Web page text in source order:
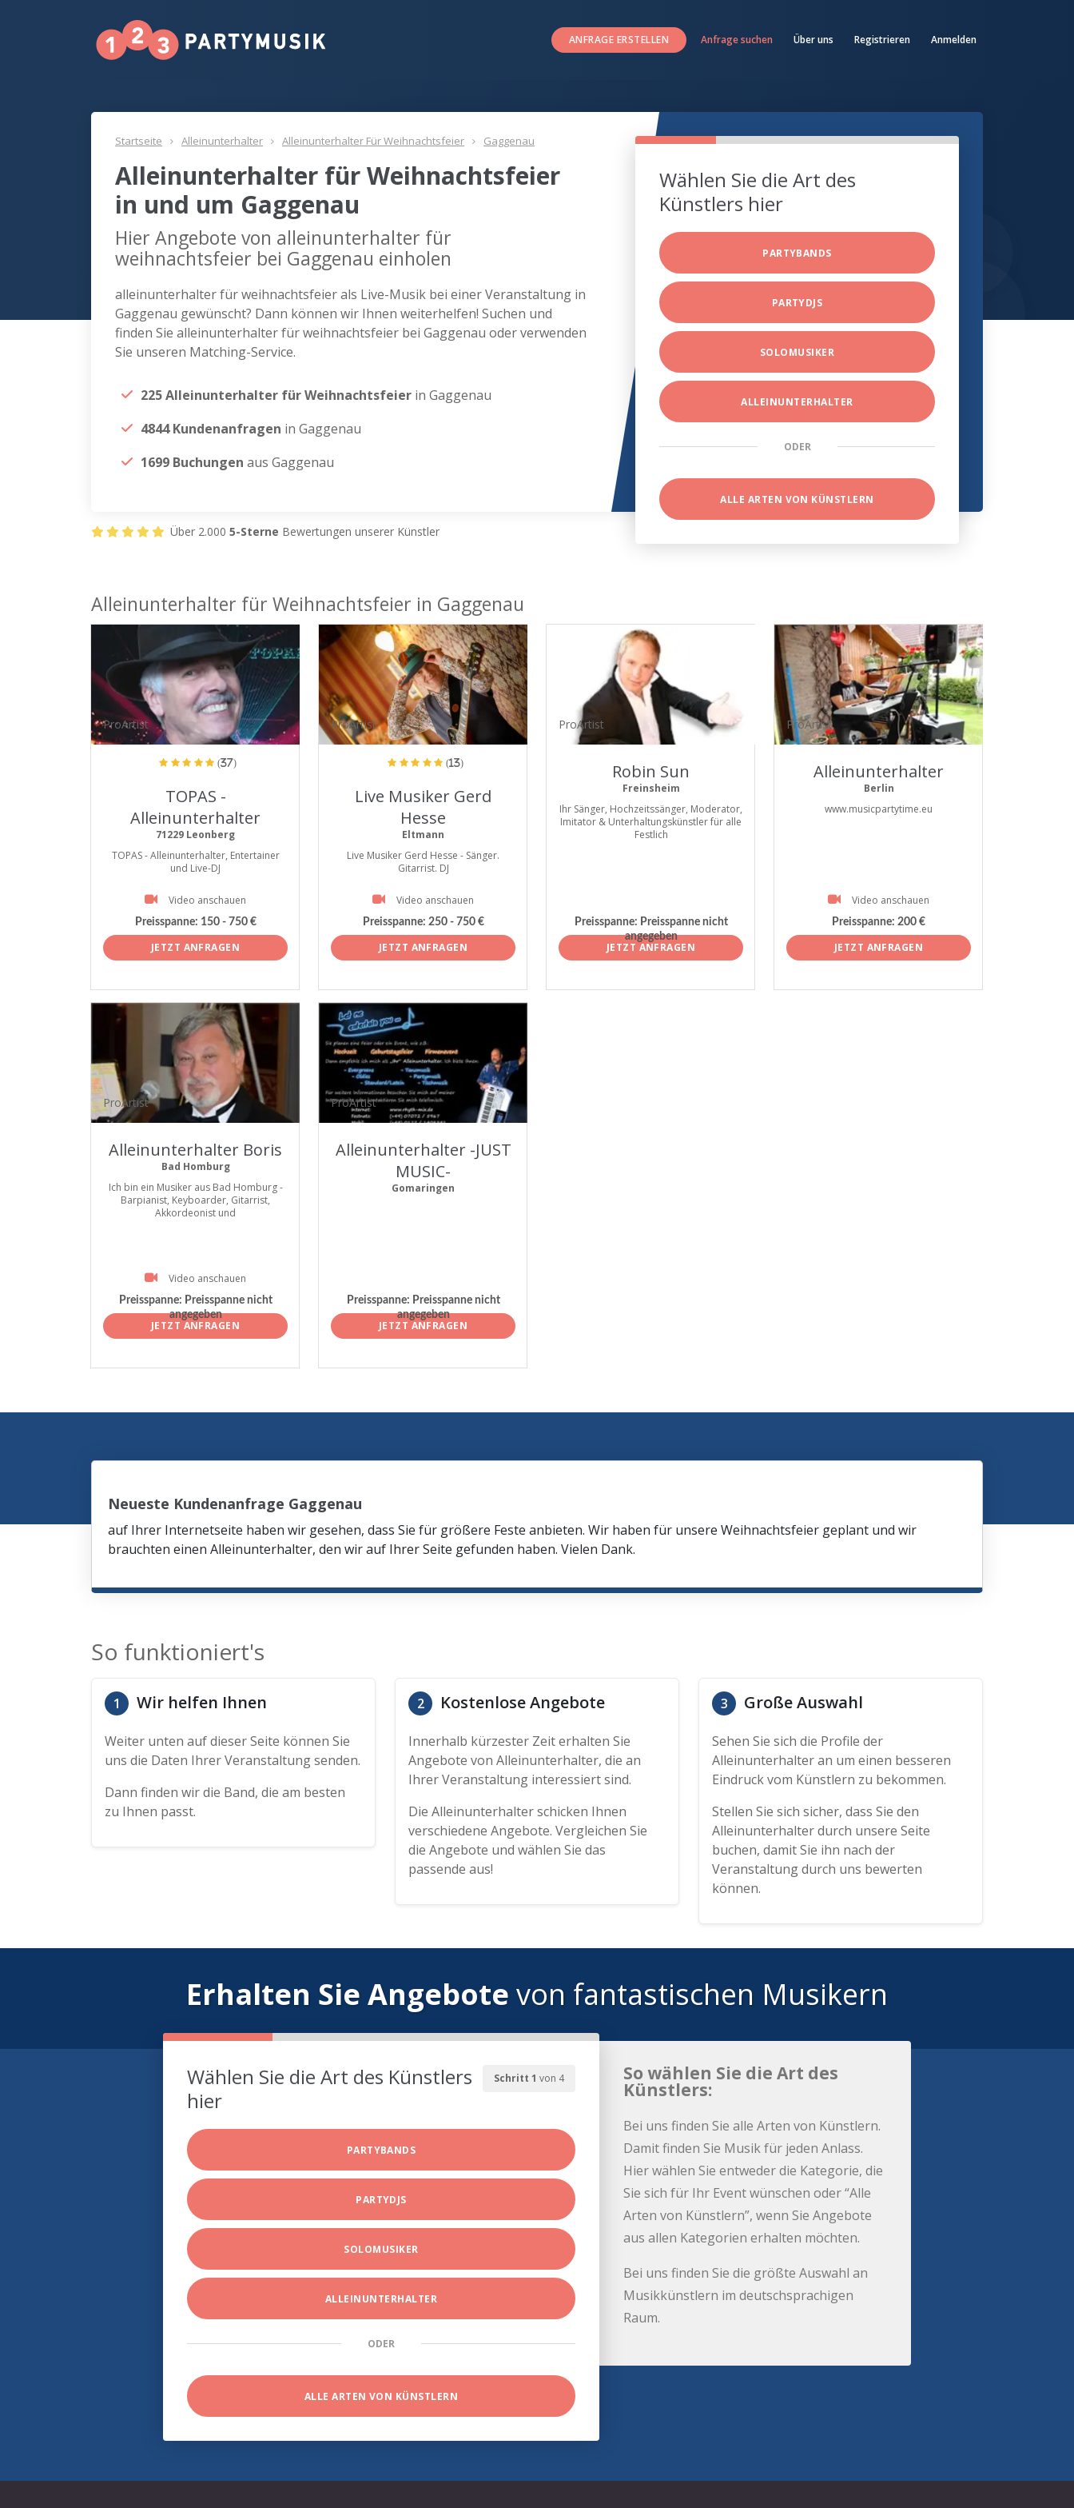
ANFRAGE ERSTELLEN Anfrage suchen Über uns Registrieren Anmelden
Startseite Alleinunterhalter Alleinunterhalter Für Weihnachtsfeier Gaggenau
Alleinunterhalter für Weihnachtsfeier
in und um Gaggenau
Hier Angebote von alleinunterhalter für
weihnachtsfeier bei Gaggenau einholen
alleinunterhalter für weihnachtsfeier als Live-Musik bei einer Veranstaltung in
Gaggenau gewünscht? Dann können wir Ihnen weiterhelfen! Suchen und
finden Sie alleinunterhalter für weihnachtsfeier bei Gaggenau oder verwenden
Sie unseren Matching-Service.
225 Alleinunterhalter für Weihnachtsfeier in Gaggenau
4844 Kundenanfragen in Gaggenau
1699 Buchungen aus Gaggenau
Wählen Sie die Art des
Künstlers hier
PARTYBANDS
PARTYDJS
SOLOMUSIKER
ALLEINUNTERHALTER
ODER
ALLE ARTEN VON KÜNSTLERN
Über 2.000 5-Sterne Bewertungen unserer Künstler
Alleinunterhalter für Weihnachtsfeier in Gaggenau
ProArtist
(37)
TOPAS -
Alleinunterhalter
71229 Leonberg
TOPAS - Alleinunterhalter, Entertainer
und Live-DJ
Video anschauen
Preisspanne: 150 - 750 €
JETZT ANFRAGEN
ProArtist
(13)
Live Musiker Gerd
Hesse
Eltmann
Live Musiker Gerd Hesse - Sänger.
Gitarrist. DJ
Video anschauen
Preisspanne: 250 - 750 €
JETZT ANFRAGEN
ProArtist
Robin Sun
Freinsheim
Ihr Sänger, Hochzeitssänger, Moderator,
Imitator & Unterhaltungskünstler für alle
Festlich
Preisspanne: Preisspanne nicht
angegeben
JETZT ANFRAGEN
ProArtist
Alleinunterhalter
Berlin
www.musicpartytime.eu
Video anschauen
Preisspanne: 200 €
JETZT ANFRAGEN
ProArtist
Alleinunterhalter Boris
Bad Homburg
Ich bin ein Musiker aus Bad Homburg -
Barpianist, Keyboarder, Gitarrist,
Akkordeonist und
Video anschauen
Preisspanne: Preisspanne nicht
angegeben
JETZT ANFRAGEN
ProArtist
Alleinunterhalter -JUST
MUSIC-
Gomaringen
Preisspanne: Preisspanne nicht
angegeben
JETZT ANFRAGEN
Neueste Kundenanfrage Gaggenau
auf Ihrer Internetseite haben wir gesehen, dass Sie für größere Feste anbieten. Wir haben für unsere Weihnachtsfeier geplant und wir
brauchten einen Alleinunterhalter, den wir auf Ihrer Seite gefunden haben. Vielen Dank.
So funktioniert's
1 Wir helfen Ihnen
Weiter unten auf dieser Seite können Sie
uns die Daten Ihrer Veranstaltung senden.
Dann finden wir die Band, die am besten
zu Ihnen passt.
2 Kostenlose Angebote
Innerhalb kürzester Zeit erhalten Sie
Angebote von Alleinunterhalter, die an
Ihrer Veranstaltung interessiert sind.
Die Alleinunterhalter schicken Ihnen
verschiedene Angebote. Vergleichen Sie
die Angebote und wählen Sie das
passende aus!
3 Große Auswahl
Sehen Sie sich die Profile der
Alleinunterhalter an um einen besseren
Eindruck vom Künstlern zu bekommen.
Stellen Sie sich sicher, dass Sie den
Alleinunterhalter durch unsere Seite
buchen, damit Sie ihn nach der
Veranstaltung durch uns bewerten
können.
Erhalten Sie Angebote von fantastischen Musikern
Schritt 1 von 4
Wählen Sie die Art des Künstlers
hier
PARTYBANDS
PARTYDJS
SOLOMUSIKER
ALLEINUNTERHALTER
ODER
ALLE ARTEN VON KÜNSTLERN
So wählen Sie die Art des
Künstlers:
Bei uns finden Sie alle Arten von Künstlern.
Damit finden Sie Musik für jeden Anlass.
Hier wählen Sie entweder die Kategorie, die
Sie sich für Ihr Event wünschen oder “Alle
Arten von Künstlern”, wenn Sie Angebote
aus allen Kategorien erhalten möchten.
Bei uns finden Sie die größte Auswahl an
Musikkünstlern im deutschsprachigen
Raum.